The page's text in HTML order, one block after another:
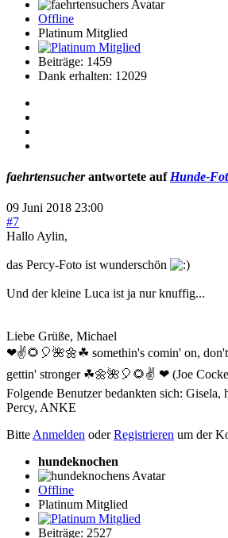
Offline
Platinum Mitglied
Beiträge: 1459
Dank erhalten: 12029
faehrtensucherantwortete auf Hunde-
09 Juni 2018 23:00
#7
Hallo Aylin,
das Percy-Foto ist wunderschön
Und der kleine Luca ist ja nur knuffig...
Liebe Grüße, Michael
❤✌🌻🎈🌺🌼☘ somethin's comin' on,
gettin' stronger ☘🌼🌺🎈🌻✌ ❤ (Joe
Folgende Benutzer bedankten sich: Gisela,
Percy, ANKE
BitteAnmelden oderRegistrieren um der
hundeknochen
Offline
Platinum Mitglied
Beiträge: 2527